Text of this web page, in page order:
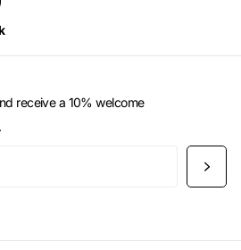
receive a 10% welcome